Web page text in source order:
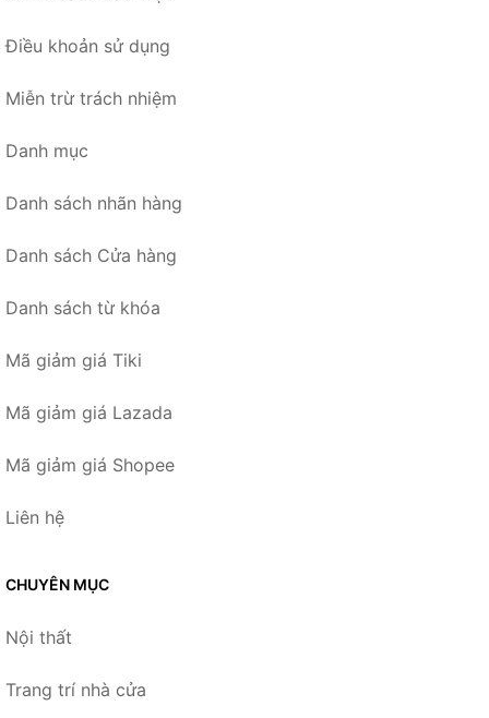
Điều khoản sử dụng
Miễn trừ trách nhiệm
Danh mục
Danh sách nhãn hàng
Danh sách Cửa hàng
Danh sách từ khóa
Mã giảm giá Tiki
Mã giảm giá Lazada
Mã giảm giá Shopee
Liên hệ
CHUYÊN MỤC
Nội thất
Trang trí nhà cửa